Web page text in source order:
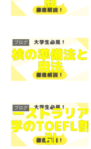
ブログ
ブログ